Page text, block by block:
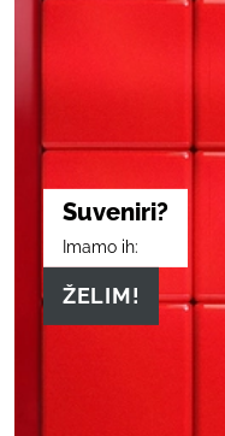
Suveniri?
Imamo ih:
ŽELIM!